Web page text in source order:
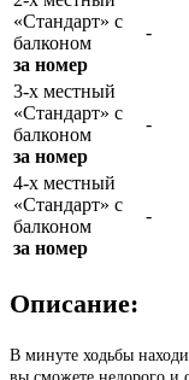
«Стандарт» с
балконом
за номер
-
3-х местный
«Стандарт» с
балконом
за номер
-
4-х местный
«Стандарт» с
балконом
за номер
-
Описание:
В минуте ходьбы